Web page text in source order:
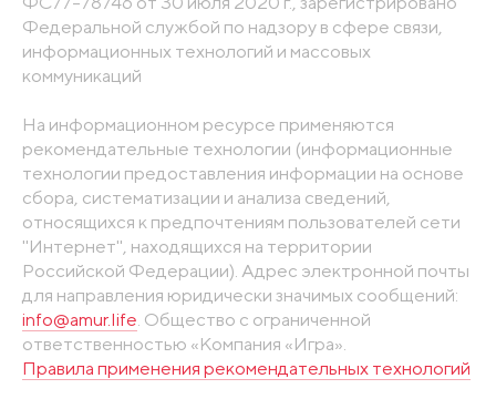
Федеральной службой по надзору в сфере связи,
информационных технологий и массовых
коммуникаций
На информационном ресурсе применяются
рекомендательные технологии (информационные
технологии предоставления информации на основе
сбора, систематизации и анализа сведений,
относящихся к предпочтениям пользователей сети
"Интернет", находящихся на территории
Российской Федерации). Адрес электронной почты
для направления юридически значимых сообщений:
info@amur.life . Общество с ограниченной
ответственностью «Компания «Игра».
Правила применения рекомендательных технологий